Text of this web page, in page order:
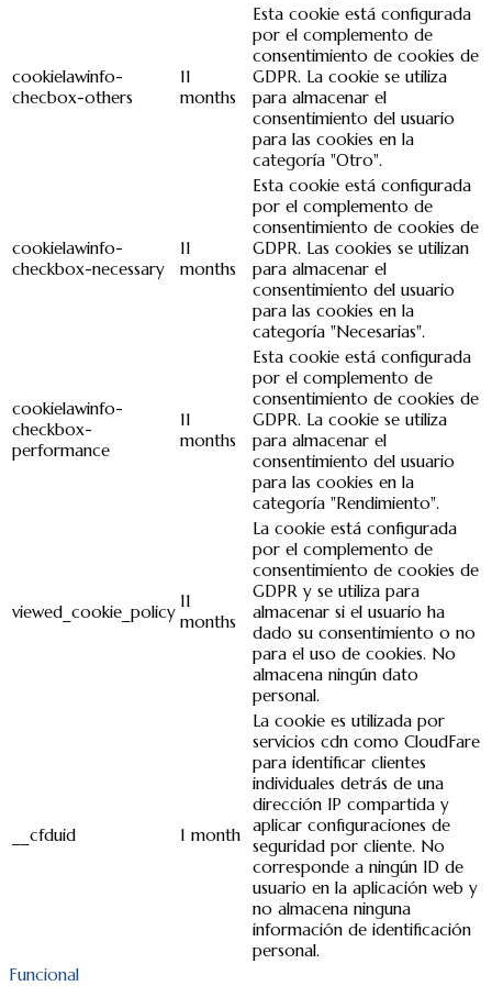
cookielawinfo-
checbox-others
11
months
Esta cookie está configurada
por el complemento de
consentimiento de cookies de
GDPR. La cookie se utiliza
para almacenar el
consentimiento del usuario
para las cookies en la
categoría "Otro".
cookielawinfo-
checkbox-necessary
11
months
Esta cookie está configurada
por el complemento de
consentimiento de cookies de
GDPR. Las cookies se utilizan
para almacenar el
consentimiento del usuario
para las cookies en la
categoría "Necesarias".
cookielawinfo-
checkbox-
performance
11
months
Esta cookie está configurada
por el complemento de
consentimiento de cookies de
GDPR. La cookie se utiliza
para almacenar el
consentimiento del usuario
para las cookies en la
categoría "Rendimiento".
viewed_cookie_policy
11
months
La cookie está configurada
por el complemento de
consentimiento de cookies de
GDPR y se utiliza para
almacenar si el usuario ha
dado su consentimiento o no
para el uso de cookies. No
almacena ningún dato
personal.
__cfduid 1 month
La cookie es utilizada por
servicios cdn como CloudFare
para identificar clientes
individuales detrás de una
dirección IP compartida y
aplicar configuraciones de
seguridad por cliente. No
corresponde a ningún ID de
usuario en la aplicación web y
no almacena ninguna
información de identificación
personal.
Funcional